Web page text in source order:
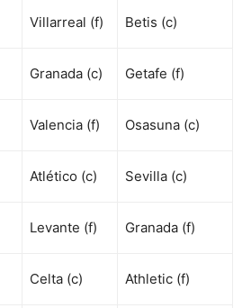
Villarreal (f) Betis (c)
Granada (c) Getafe (f)
Valencia (f) Osasuna (c)
Atlético (c) Sevilla (c)
Levante (f) Granada (f)
Celta (c) Athletic (f)